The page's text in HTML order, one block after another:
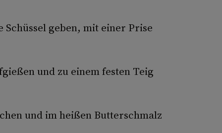
geben, mit einer Prise
und zu einem festen Teig
und im heißen Butterschmalz